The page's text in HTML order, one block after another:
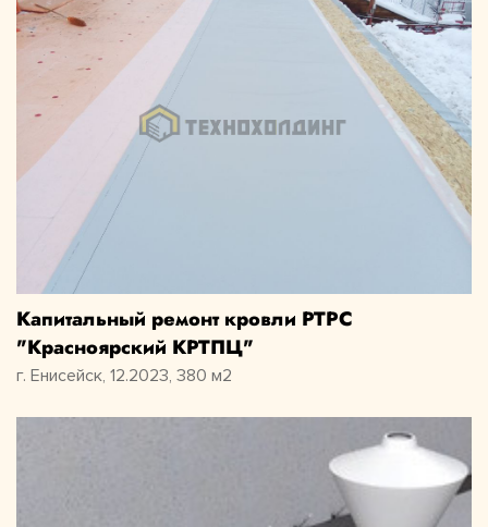
Капитальный ремонт кровли РТРС
"Красноярский КРТПЦ"
г. Енисейск, 12.2023, 380 м2